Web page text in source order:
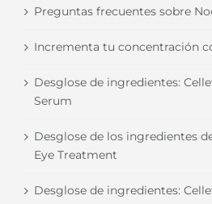
Preguntas frecuentes sobre
Incrementa tu concentración
Desglose de ingredientes:
Serum
Desglose de los ingredientes
Eye Treatment
Desglose de ingredientes: